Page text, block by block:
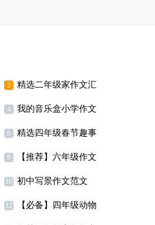
2 精选二年级家作文汇
编八篇
4 我的音乐盒小学作文
6 精选四年级春节趣事
作文合集10篇
8 【推荐】六年级作文
集合7篇
10 初中写景作文范文
12 【必备】四年级动物